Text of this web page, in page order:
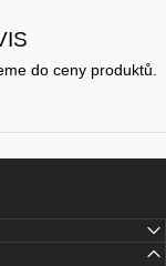
do ceny produktů.